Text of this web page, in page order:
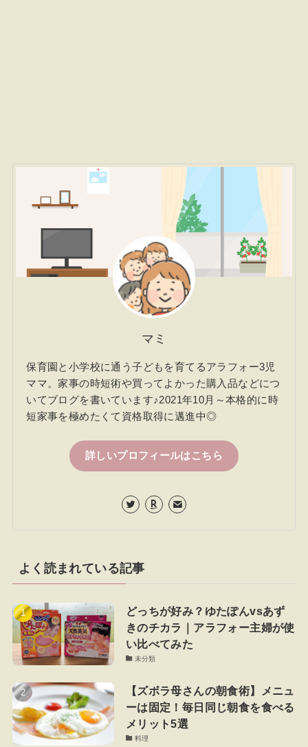
マミ
保育園と小学校に通う子どもを育てるアラフォー3児
ママ。家事の時短術や買ってよかった購入品などにつ
いてブログを書いています♪2021年10月～本格的に時
短家事を極めたくて資格取得に邁進中◎
詳しいプロフィールはこちら
よく読まれている記事
どっちが好み？ゆたぽんvsあず
きのチカラ｜アラフォー主婦が使
い比べてみた
未分類
【ズボラ母さんの朝食術】メニュ
ーは固定！毎日同じ朝食を食べる
メリット5選
料理